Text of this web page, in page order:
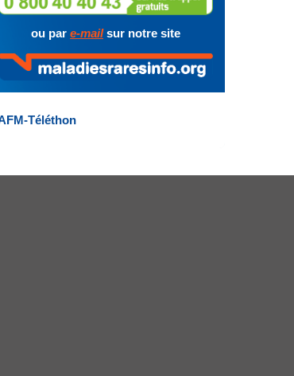
ou par e-mailsur notre site
Téléthon